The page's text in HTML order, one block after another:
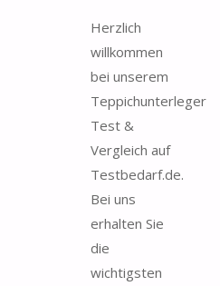
Herzlich
willkommen
bei unserem
Teppichunterleger
Test &
Vergleich auf
Testbedarf.de.
Bei uns
erhalten Sie
die
wichtigsten